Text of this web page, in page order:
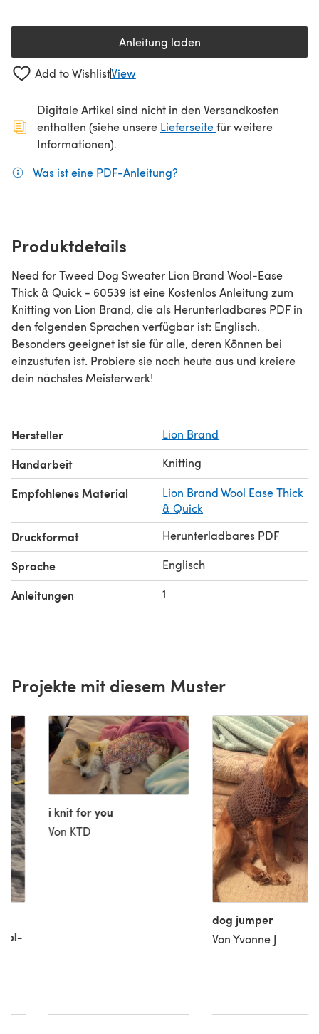
Anleitung laden(öffnet sich in einem neuen
Add to WishlistView
Digitale Artikel sind nicht in den Versandkosten
enthalten (siehe unsere Lieferseite(öffnet sich in
für weitere
Informationen).
Was ist eine PDF-Anleitung?
Produktdetails
Need for Tweed Dog Sweater Lion Brand Wool-Ease
Thick & Quick - 60539 ist eine Kostenlos Anleitung zum
Knitting von Lion Brand, die als Herunterladbares PDF in
den folgenden Sprachen verfügbar ist: Englisch.
Besonders geeignet ist sie für alle, deren Können bei
einzustufen ist. Probiere sie noch heute aus und kreiere
dein nächstes Meisterwerk!
Hersteller Lion Brand
Handarbeit Knitting
Empfohlenes Material
Lion Brand Wool Ease Thick
& Quick
Druckformat Herunterladbares PDF
Sprache Englisch
Anleitungen 1
Projekte mit diesem Muster
i knit for you
Von KTD
dog jumper
Von Yvonne J